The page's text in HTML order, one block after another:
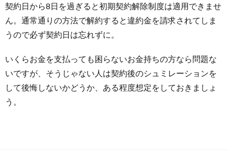
契約日から8日を過ぎると初期契約解除制度は適用できませ
ん。通常通りの方法で解約すると違約金を請求されてしま
うので必ず契約日は忘れずに。
いくらお金を支払っても困らないお金持ちの方なら問題な
いですが、そうじゃない人は契約後のシュミレーションを
して後悔しないかどうか、ある程度想定をしておきましょ
う。